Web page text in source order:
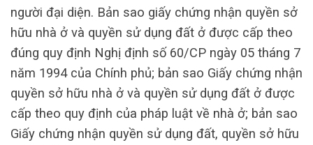
người đại diện. Bản sao giấy chứng nhận quyền sở
hữu nhà ở và quyền sử dụng đất ở được cấp theo
đúng quy định Nghị định số 60/CP ngày 05 tháng 7
năm 1994 của Chính phủ; bản sao Giấy chứng nhận
quyền sở hữu nhà ở và quyền sử dụng đất ở được
cấp theo quy định của pháp luật về nhà ở; bản sao
Giấy chứng nhận quyền sử dụng đất, quyền sở hữu